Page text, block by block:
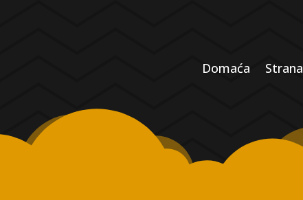
Domaća Strana